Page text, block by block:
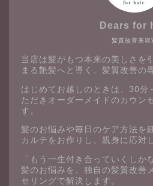
髪質改善美容
Dears for
当店は髪がもつ本来の美しさを
まる艶髪へと導く、髪質改善の
はじめてお越しのときは、30分
ただきオーダーメイドのカウン
す。
髪のお悩みや毎日のケア方法を
カルテをお作りし、親身に応対
「もう一生付き合っていくしか
髪のお悩みを、独自の髪質改善
セリングで解決します。